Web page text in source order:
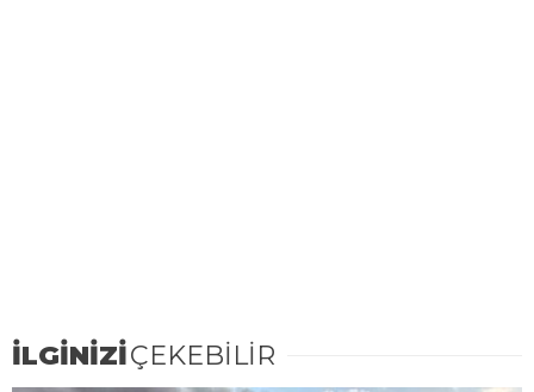
İLGİNİZİÇEKEBİLİR